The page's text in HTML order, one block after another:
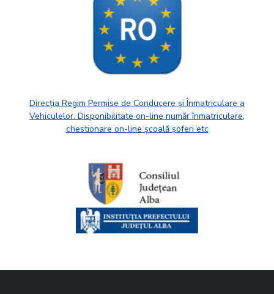
Direcția Regim Permise de Conducere și Înmatriculare a
Vehiculelor. Disponibilitate on-line număr înmatriculare,
chestionare on-line școală șoferi etc